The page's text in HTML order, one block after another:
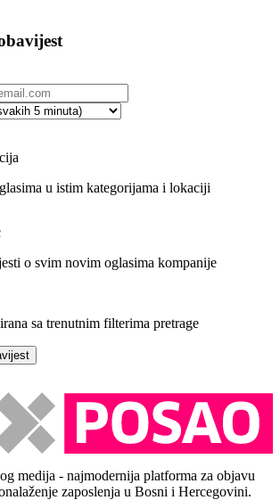
u istim kategorijama i lokaciji
o svim novim oglasima kompanije
sa trenutnim filterima pretrage
medija - najmodernija platforma za objavu
zaposlenja u Bosni i Hercegovini.